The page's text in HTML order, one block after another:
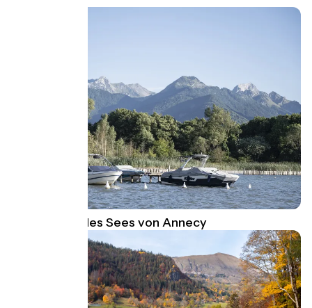
Die Quellen des Sees von Annecy